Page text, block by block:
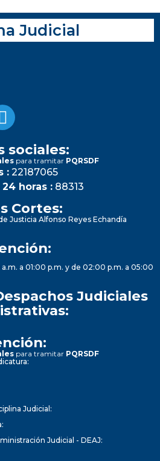
Judicial
sociales:
para tramitar PQRSDF
: 22187065
horas : 88313
Cortes:
Justicia Alfonso Reyes Echandía
a 01:00 p.m. y de 02:00 p.m. a 05:00
Judiciales
para tramitar PQRSDF
Judicial:
Judicial - DEAJ: